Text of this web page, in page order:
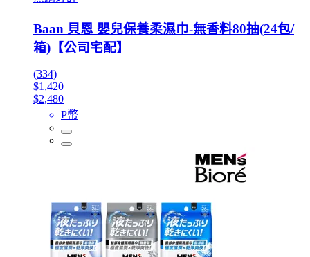
Baan 貝恩 嬰兒保養柔濕巾-無香料80抽(24包/
箱)【公司宅配】
(334)
$1,420
$2,480
P幣